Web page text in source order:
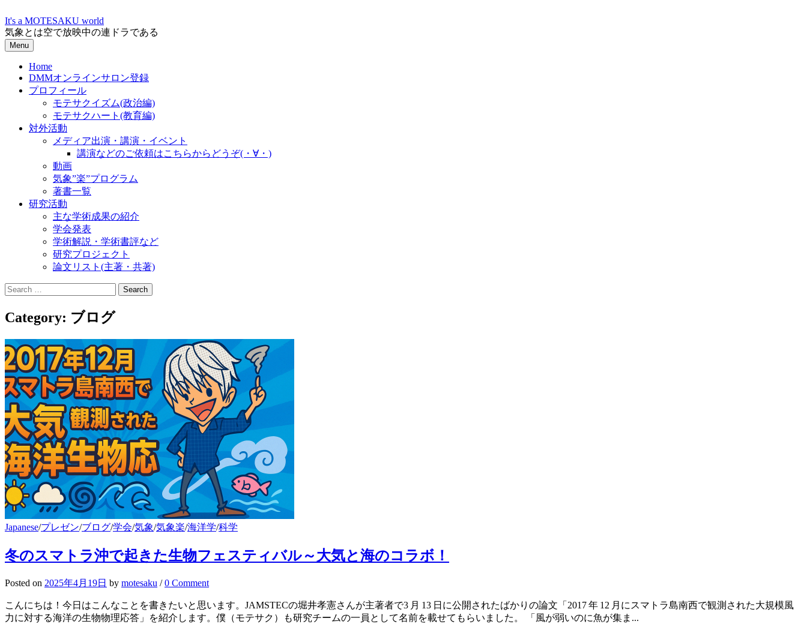
to
content
It's a MOTESAKU world
気象とは空で放映中の連ドラである
Menu
Home
DMMオンラインサロン登録
プロフィール
モテサクイズム(政治編)
モテサクハート(教育編)
対外活動
メディア出演・講演・イベント
講演などのご依頼はこちらからどうぞ(・∀・)
動画
気象”楽”プログラム
著書一覧
研究活動
主な学術成果の紹介
学会発表
学術解説・学術書評など
研究プロジェクト
論文リスト(主著・共著)
Search
for:
Category: ブログ
Japanese/プレゼン/ブログ/学会/気象/気象楽/海洋学/科学
冬のスマトラ沖で起きた生物フェスティバル～大気と海のコラボ！
Posted on 2025年4月19日 by motesaku /0 Comment
こんにちは！今日はこんなことを書きたいと思います。JAMSTECの堀井孝憲さんが主著者で3 月 13 日に公開されたばかりの論文「2017 年 12 月にスマトラ島南西で観測された大規模風
力に対する海洋の生物物理応答」を紹介します。僕（モテサク）も研究チームの一員として名前を載せてもらいました。 「風が弱いのに魚が集ま...